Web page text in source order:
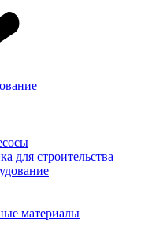
для строительства
материалы